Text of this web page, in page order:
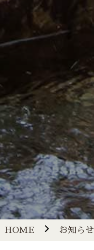
HOME お知らせ